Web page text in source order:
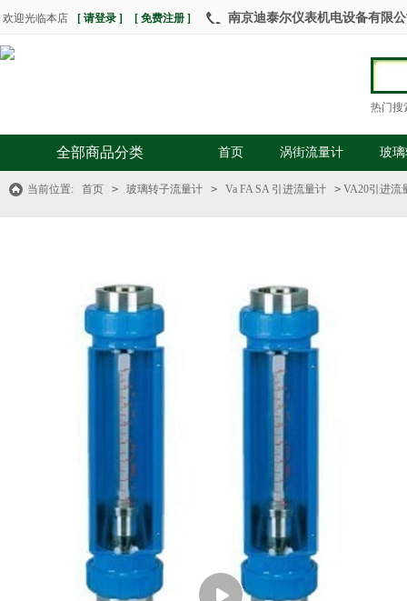
欢迎光临本店 [ 请登录 ] [ 免费注册 ] 南京迪泰尔仪表机电设备有限
热门搜
全部商品分类 首页 涡街流量计 玻
当前位置: 首页 > 玻璃转子流量计 > Va FA SA 引进流量计 > VA20引进流